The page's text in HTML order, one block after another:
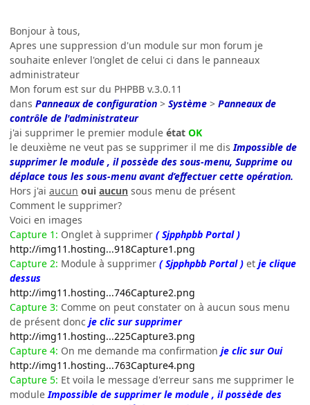
Bonjour à tous,
Apres une suppression d'un module sur mon forum je
souhaite enlever l'onglet de celui ci dans le panneaux
administrateur
Mon forum est sur du PHPBB v.3.0.11
dans Panneaux de configuration > Système > Panneaux de
contrôle de l'administrateur
j'ai supprimer le premier module état OK
le deuxième ne veut pas se supprimer il me disImpossible de
supprimer le module , il possède des sous-menu, Supprime ou
déplace tous les sous-menu avant d’effectuer cette opération.
Hors j'ai aucun oui aucun sous menu de présent
Comment le supprimer?
Voici en images
Capture 1: Onglet à supprimer ( Sjpphpbb Portal )
http://img11.hosting...918Capture1.png
Capture 2: Module à supprimer ( Sjpphpbb Portal ) et je clique
dessus
http://img11.hosting...746Capture2.png
Capture 3: Comme on peut constater on à aucun sous menu
de présent donc je clic sur supprimer
http://img11.hosting...225Capture3.png
Capture 4: On me demande ma confirmation je clic sur Oui
http://img11.hosting...763Capture4.png
Capture 5: Et voila le message d'erreur sans me supprimer le
moduleImpossible de supprimer le module , il possède des